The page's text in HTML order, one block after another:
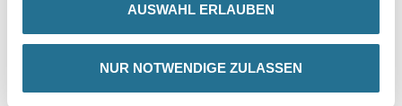
AUSWAHL ERLAUBEN
NUR NOTWENDIGE ZULASSEN
- Farblich anpassbare Tapetenmotive
- Hochwertige Trägermaterialien
- Ihr Fotomotiv auf Tapete
- Zertifizierte Faservliese
- Umweltfreundliche Latexfarben